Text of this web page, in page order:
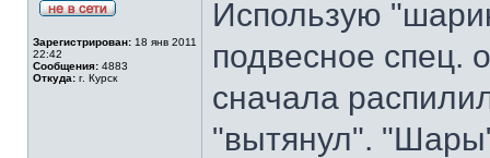
Зарегистрирован: 18 янв 2011
22:42
Сообщения: 4883
Откуда: г. Курск
Использую
подвесное спец.
сначала
"вытянул".